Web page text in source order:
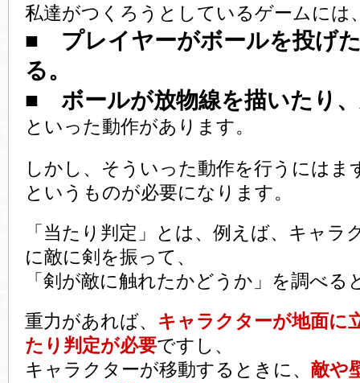
私達がつくろうとしているゲームには
■ プレイヤーがボールを投げ
る。
■ ボールが放物線を描いたり
といった動作があります。
しかし、そういった動作を行うにはま
というものが必要になります。
「当たり判定」とは、例えば、キャラ
に敵に剣を振って、
「剣が敵に触れたかどうか」を調べる
重力があれば、 キャラクターが地面に
たり判定が必要ですし、
キャラクターが移動するときに、 敵や